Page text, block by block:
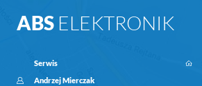
ABSELEKTRONIK
Serwis
Andrzej Mierczak